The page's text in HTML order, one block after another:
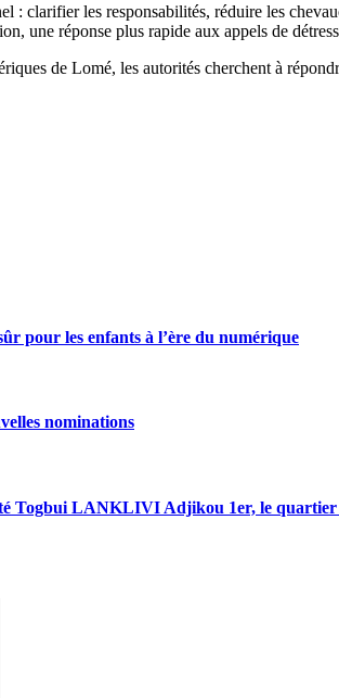
: clarifier les responsabilités, réduire les
une réponse plus rapide aux appels de
de Lomé, les autorités cherchent à
pour les enfants à l’ère du numérique
nominations
Togbui LANKLIVI Adjikou 1er, le quartier